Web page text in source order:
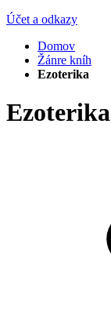
Účet a odkazy
Domov
Žánre kníh
Ezoterika
Ezoterika